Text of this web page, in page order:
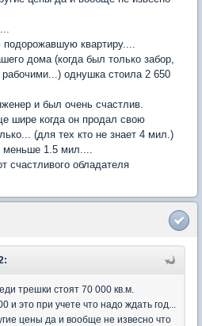
квартиру....
дома (когда был только забор,
однушка стоила 2 650
и был очень счастлив.
шире когда он продал свою
(для тех кто не знает 4 мил.)
меньше 1.5 мил....
счастливого обладателя
трешки стоят 70 000 кв.м.
это при учете что надо ждать год...
цены да и вообще не извесно что